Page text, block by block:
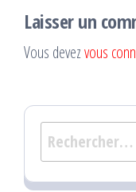
Laisser un
Vous devezvous
Rechercher :